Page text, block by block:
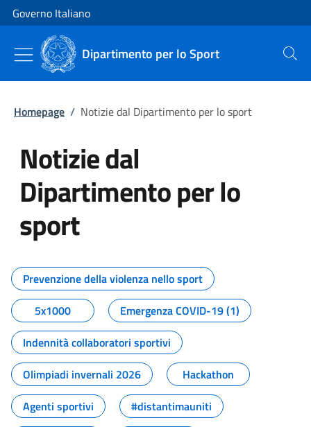
Vai al contenuto
Vai alla navigazione del sito
Governo Italiano
Dipartimento per lo Sport Cerca
Homepage / Notizie dal Dipartimento per lo sport
Notizie dal
Dipartimento per lo
sport
Tutti i contenuti della pagina
Prevenzione della violenza nello sport
5x1000
Emergenza COVID-19 (1)
Indennità collaboratori sportivi
Olimpiadi invernali 2026
Hackathon
Agenti sportivi
#distantimauniti